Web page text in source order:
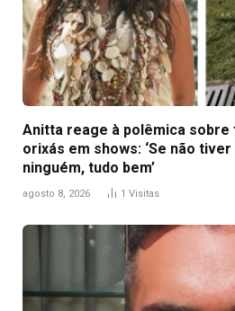
Anitta reage à polêmica
orixás em shows: ‘Se não
ninguém, tudo bem’
agosto 8, 2026 1 Visitas